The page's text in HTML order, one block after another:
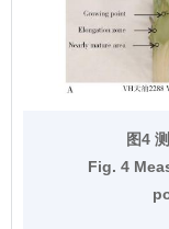
图4
Fig. 4